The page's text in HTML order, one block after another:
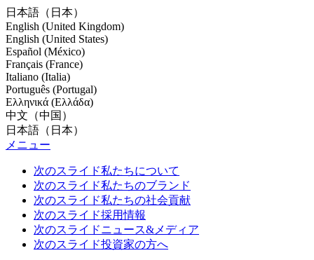
日本語（日本）
English (United Kingdom)
English (United States)
Español (México)
Français (France)
Italiano (Italia)
Português (Portugal)
Ελληνικά (Ελλάδα)
中文（中国）
日本語（日本）
メニュー
次のスライド私たちについて
次のスライド私たちのブランド
次のスライド私たちの社会貢献
次のスライド採用情報
次のスライドニュース&メディア
次のスライド投資家の方へ